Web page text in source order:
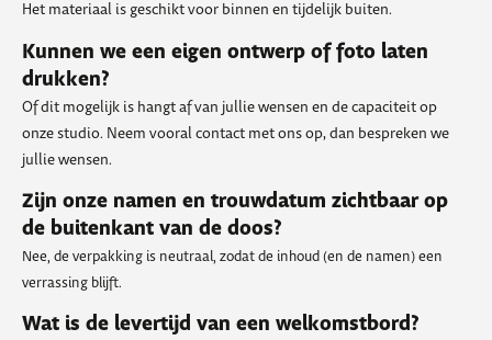
Het materiaal is geschikt voor binnen en tijdelijk buiten.
Kunnen we een eigen ontwerp of foto laten
drukken?
Of dit mogelijk is hangt af van jullie wensen en de capaciteit op
onze studio. Neem vooral contact met ons op, dan bespreken we
jullie wensen.
Zijn onze namen en trouwdatum zichtbaar op
de buitenkant van de doos?
Nee, de verpakking is neutraal, zodat de inhoud (en de namen) een
verrassing blijft.
Wat is de levertijd van een welkomstbord?